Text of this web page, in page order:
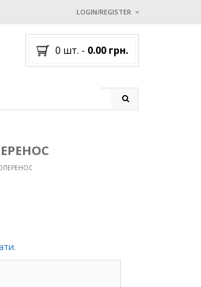
LOGIN/REGISTER
У МЕНЯ УЖЕ ЕСТЬ
Username or email address
0 шт. - 0.00 грн.
.